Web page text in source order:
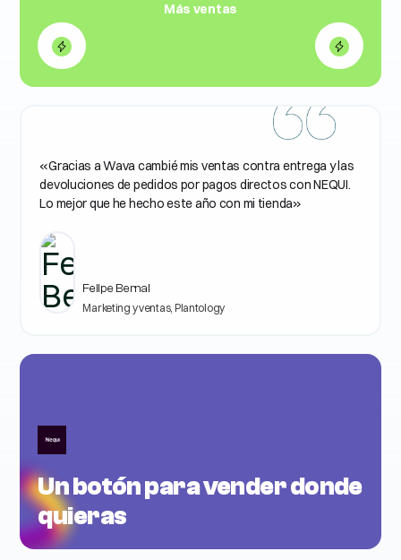
Más ventas
«Gracias a Wava cambié mis ventas contra entrega y las
devoluciones de pedidos por pagos directos con NEQUI.
Lo mejor que he hecho este año con mi tienda»
Felipe Bernal
Marketing y ventas, Plantology
Un botón para vender donde
quieras